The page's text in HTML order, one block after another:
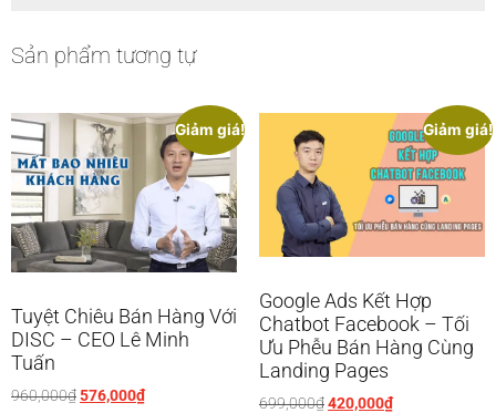
Sản phẩm tương tự
Giảm giá!
Tuyệt Chiêu Bán Hàng Với
DISC – CEO Lê Minh
Tuấn
960,000₫576,000₫
Giảm giá!
Google Ads Kết Hợp
Chatbot Facebook – Tối
Ưu Phễu Bán Hàng Cùng
Landing Pages
699,000₫420,000₫